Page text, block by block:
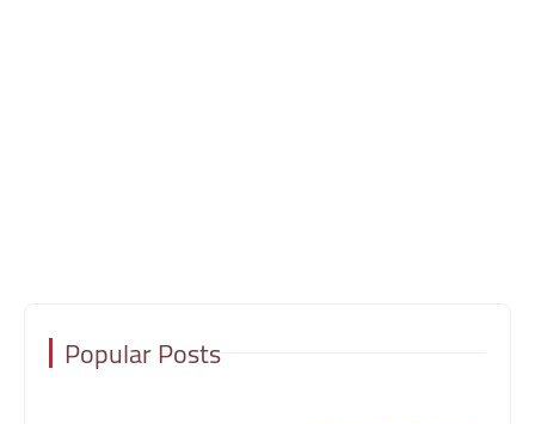
Popular Posts